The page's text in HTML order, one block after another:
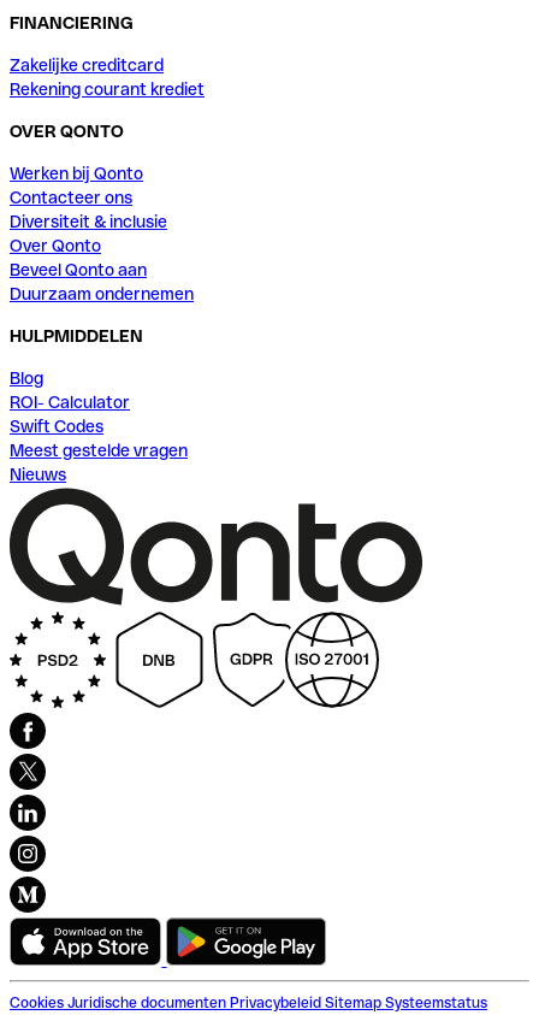
FINANCIERING
Zakelijke creditcard
Rekening courant krediet
OVER QONTO
Werken bij Qonto
Contacteer ons
Diversiteit & inclusie
Over Qonto
Beveel Qonto aan
Duurzaam ondernemen
HULPMIDDELEN
Blog
ROI- Calculator
Swift Codes
Meest gestelde vragen
Nieuws
Cookies Juridische documenten Privacybeleid Sitemap Systeemstatus